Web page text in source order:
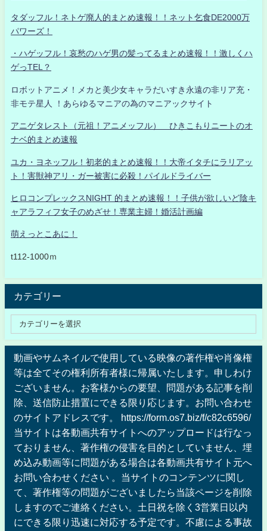
タダッフル！ネトゲ廃人的まとめ速報！！ネット乞食DE2000万
パワーズ！
・ハゲッフル！哀愁のハゲ男の髪ってるまとめ速報！！激しくハ
ゲっTEL？
ロボットアニメ！メカと美少女キャラだいすき永遠の非リア充・
非モテ星人 ！あらゆるマニアの為のマニアックサイト
アニゲタレスト（元祖！アニメッフル） ひきこもりニートのオ
ナベ的まとめ速報
ユカ・ヨネッフル！初老的まとめ速報！！大帝イタチにラリアッ
ト！害獣神アリ・ガー被害に必殺！パイルドライバー
ヒロコンプレックスNIGHT 的まとめ速報！！子供が欲しいど陰キ
ャアラフィフ女子のめざせ！専業主婦！婚活計画編
萌えっとこあに！
t112-1000ｍ
カテゴリー
動画やサムネイルで使用している映像の著作権や肖像権
等は全てその権利所有者様に帰属いたします。申しわけ
ございません。お客様からの要望、問題がある記事を削
除、送信防止措置にできる限り応じます。お問い合わせ
のサイトアドレスです。 https://form.os7.biz/f/c82c6596/
当サイトは各動画共有サイトへのアップロードは行なっ
ておりません、著作権の侵害を目的としていません、埋
め込み動画等に問題がある場合は各動画共有サイト元へ
お問い合わせください 。当サイトのコンテンツに関し
て、著作権等の問題がございましたら当該ページを削除
しますのでご連絡ください。土日祝を除く3営業日以内
にできる限り迅速に対応する予定です。不慮による事故